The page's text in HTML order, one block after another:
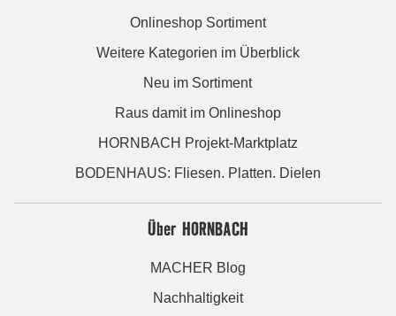
Onlineshop Sortiment
Weitere Kategorien im Überblick
Neu im Sortiment
Raus damit im Onlineshop
HORNBACH Projekt-Marktplatz
BODENHAUS: Fliesen. Platten. Dielen
Über HORNBACH
MACHER Blog
Nachhaltigkeit